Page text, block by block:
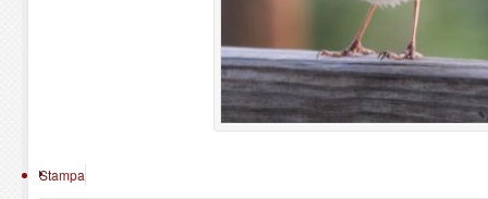
Stampa